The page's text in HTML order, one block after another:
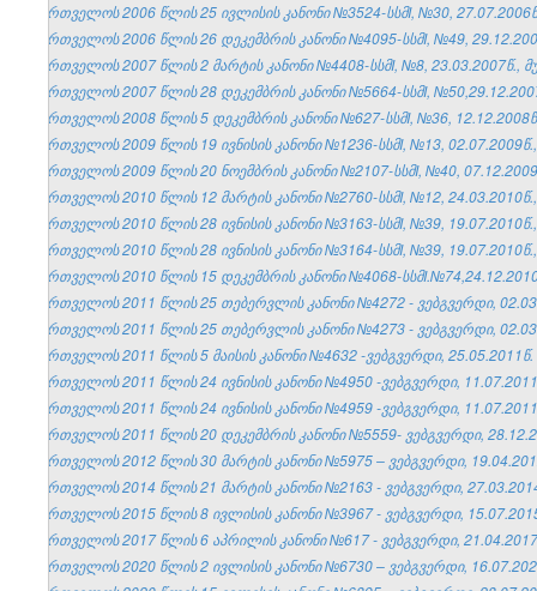
საქართველოს 2006 წლის 25 ივლისის კანონი №3524-სსმI, №30,
საქართველოს 2006 წლის 26 დეკემბრის კანონი №4095-სსმI, №49,
საქართველოს 2007 წლის 2 მარტის კანონი №4408-სსმI, №8, 23.03.2007წ.,
საქართველოს 2007 წლის 28 დეკემბრის კანონი №5664-სსმI,
საქართველოს 2008 წლის 5 დეკემბრის კანონი №627-სსმI, №36,
საქართველოს 2009 წლის 19 ივნისის კანონი №1236-სსმI, №13,
საქართველოს 2009 წლის 20 ნოემბრის კანონი №2107-სსმI, №40,
საქართველოს 2010 წლის 12 მარტის კანონი №2760-სსმI, №12,
საქართველოს 2010 წლის 28 ივნისის კანონი №3163-სსმI, №39,
საქართველოს 2010 წლის 28 ივნისის კანონი №3164-სსმI, №39,
საქართველოს 2010 წლის 15 დეკემბრის კანონი №4068-
საქართველოს 2011 წლის 25 თებერვლის კანონი №4272 - ვებგვერდი,
საქართველოს 2011 წლის 25 თებერვლის კანონი №4273 - ვებგვერდი,
საქართველოს 2011 წლის 5 მაისის კანონი №4632 -ვებგვერდი, 25.05.2011წ.
საქართველოს 2011 წლის 24 ივნისის კანონი №4950 -ვებგვერდი,
საქართველოს 2011 წლის 24 ივნისის კანონი №4959 -ვებგვერდი,
საქართველოს 2011 წლის 20 დეკემბრის კანონი №5559- ვებგვერდი,
საქართველოს 2012 წლის 30 მარტის კანონი №5975 – ვებგვერდი,
საქართველოს 2014 წლის 21 მარტის კანონი №2163 - ვებგვერდი,
საქართველოს 2015 წლის 8 ივლისის კანონი №3967 - ვებგვერდი,
საქართველოს 2017 წლის 6 აპრილის კანონი №617 - ვებგვერდი,
საქართველოს 2020 წლის 2 ივლისის კანონი №6730 – ვებგვერდი,